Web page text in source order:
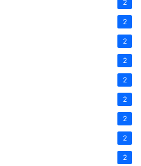
2
2
2
2
2
2
2
2
2